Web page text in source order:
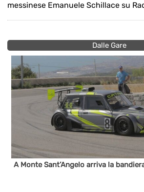
messinese Emanuele Schillace su
Dalle Gare
A Monte Sant’Angelo arriva la